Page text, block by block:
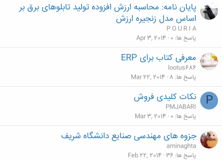
پایان نامه: محاسبه ارزش افزوده تولید تابلوهای برق بر
اساس مدل زنجیره ارزش
P O U R I A
پاسخ ها 0
Apr 3, 2014
معرفی کتاب برای ERP
lootus686
پاسخ ها 8
Mar 22, 2014
P نکات کلیدی فروش
PMJABARI
پاسخ ها 0
Mar 3, 2014
جزوه های مهندسی صنایع دانشگاه شریف
aminaghta
پاسخ ها 36
Feb 22, 2014